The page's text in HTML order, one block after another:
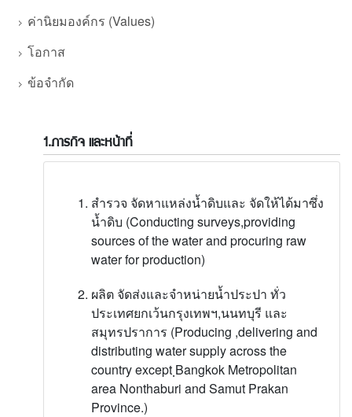
ค่านิยมองค์กร (Values)
โอกาส
ข้อจำกัด
1.ภารกิจ และหน้าที่
สำรวจ จัดหาแหล่งน้ำดิบและ จัดให้ได้มาซึ่ง
น้ำดิบ (Conducting surveys,providing
sources of the water and procuring raw
water for production)
ผลิต จัดส่งและจำหน่ายน้ำประปา ทั่ว
ประเทศยกเว้นกรุงเทพฯ,นนทบุรี และ
สมุทรปราการ (Producing ,delivering and
distributing water supply across the
country except ฺBangkok Metropolitan
area Nonthaburi and Samut Prakan
Province.)